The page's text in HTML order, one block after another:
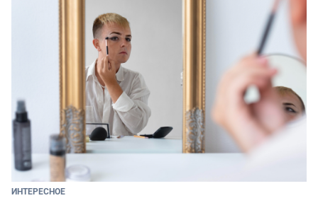
ИНТЕРЕСНОЕ